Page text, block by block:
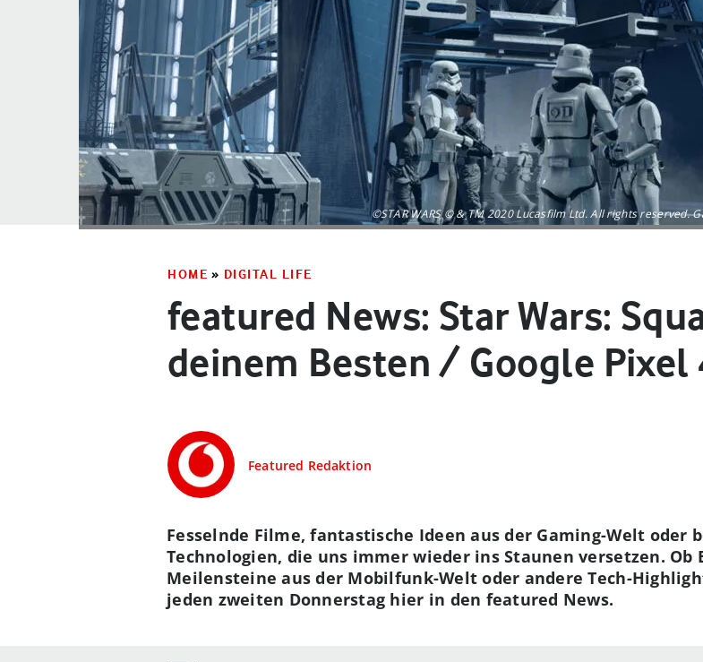
©STAR WARS © & TM 2020 Lucasfilm Ltd. All rights
HOME » DIGITAL LIFE
featured News: Star Wars:
deinem Besten / Google Pixel
Featured Redaktion
Fesselnde Filme, fantastische Ideen aus der Gaming-Welt oder
Technologien, die uns immer wieder ins Staunen versetzen. Ob
Meilensteine aus der Mobilfunk-Welt oder andere Tech-
jeden zweiten Donnerstag hier in den featured News.